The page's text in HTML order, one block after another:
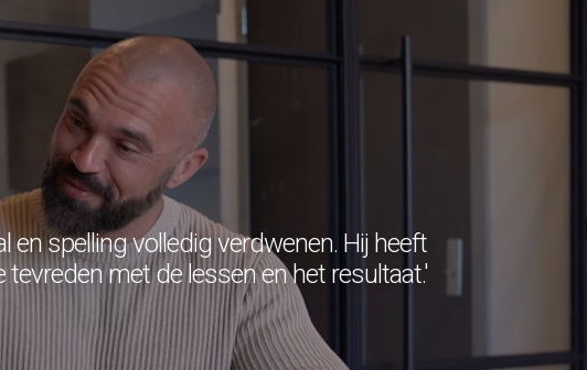
HBO 21+ toelating voorbereiden
Medisch rekenen
Training
Leren leren | Studievaardigheden, planning &
motivatie
Werkgeheugen verbeteren met Cogmed
Concentratie verbeteren met neurofeedback
| ADHD & ADD
Overprikkeling verminderen met
neurofeedback | HSP
Brugklas kickstart | voorbereiding voor de
middelbare school
Slimmer leren met AI (VO) | masterclass
Onderzoek
en spelling volledig verdwenen. Hij heeft
met de lessen en het resultaat.'